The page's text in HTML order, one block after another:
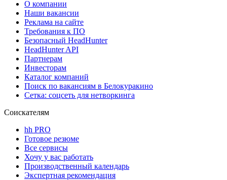
О компании
Наши вакансии
Реклама на сайте
Требования к ПО
Безопасный HeadHunter
HeadHunter API
Партнерам
Инвесторам
Каталог компаний
Поиск по вакансиям в Белокуракино
Сетка: соцсеть для нетворкинга
Соискателям
hh PRO
Готовое резюме
Все сервисы
Хочу у вас работать
Производственный календарь
Экспертная рекомендация